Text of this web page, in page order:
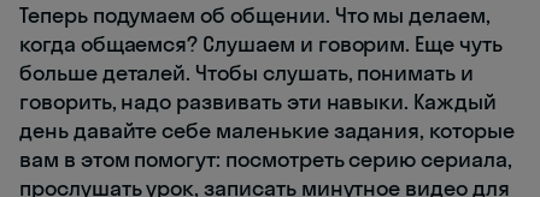
Теперь подумаем об общении. Что мы делаем,
когда общаемся? Слушаем и говорим. Еще чуть
больше деталей. Чтобы слушать, понимать и
говорить, надо развивать эти навыки. Каждый
день давайте себе маленькие задания, которые
вам в этом помогут: посмотреть серию сериала,
прослушать урок, записать минутное видео для